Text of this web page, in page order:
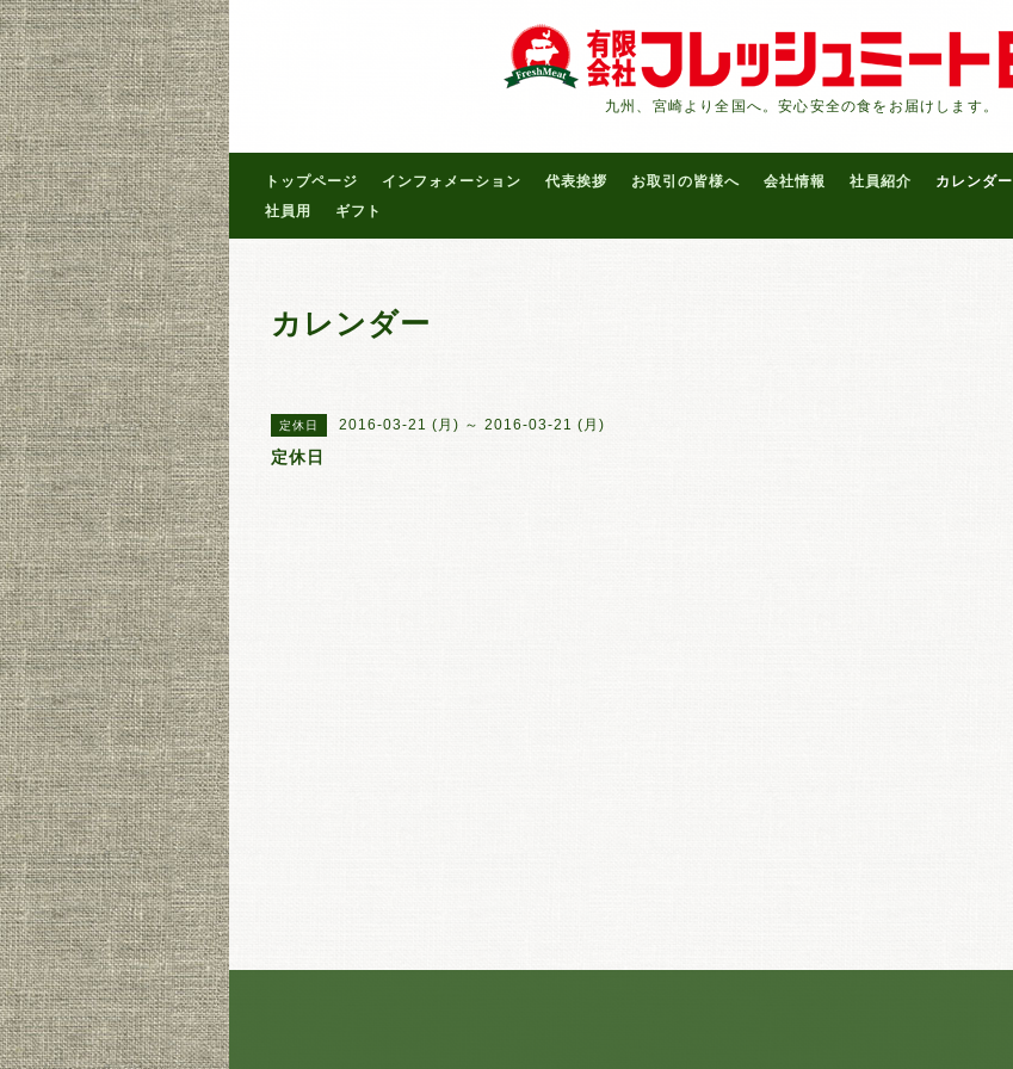
九州、宮崎より全国へ。安心安全の食をお届けします。
トップページ インフォメーション 代表挨拶 お取引の皆様へ 会社情報 社員紹介 カレンダー
社員用
ギフト
カレンダー
定休日 2016-03-21 (月) ～ 2016-03-21 (月)
定休日